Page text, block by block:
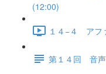
(12:00)
１４−４ アフ
第１４回 音声